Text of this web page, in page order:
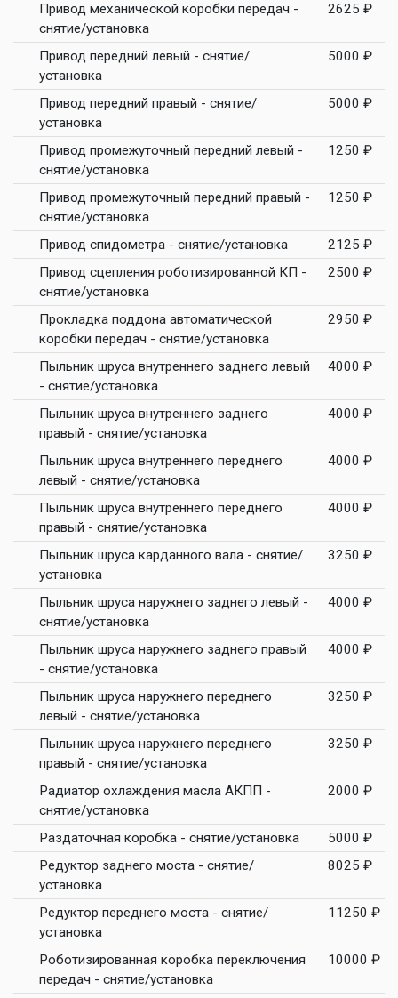
Привод механической коробки передач -
снятие/установка
2625 ₽
Привод передний левый - снятие/
установка
5000 ₽
Привод передний правый - снятие/
установка
5000 ₽
Привод промежуточный передний левый -
снятие/установка
1250 ₽
Привод промежуточный передний правый -
снятие/установка
1250 ₽
Привод спидометра - снятие/установка
2125 ₽
Привод сцепления роботизированной КП -
снятие/установка
2500 ₽
Прокладка поддона автоматической
коробки передач - снятие/установка
2950 ₽
Пыльник шруса внутреннего заднего левый
- снятие/установка
4000 ₽
Пыльник шруса внутреннего заднего
правый - снятие/установка
4000 ₽
Пыльник шруса внутреннего переднего
левый - снятие/установка
4000 ₽
Пыльник шруса внутреннего переднего
правый - снятие/установка
4000 ₽
Пыльник шруса карданного вала - снятие/
установка
3250 ₽
Пыльник шруса наружнего заднего левый -
снятие/установка
4000 ₽
Пыльник шруса наружнего заднего правый
- снятие/установка
4000 ₽
Пыльник шруса наружнего переднего
левый - снятие/установка
3250 ₽
Пыльник шруса наружнего переднего
правый - снятие/установка
3250 ₽
Радиатор охлаждения масла АКПП -
снятие/установка
2000 ₽
Раздаточная коробка - снятие/установка
5000 ₽
Редуктор заднего моста - снятие/
установка
8025 ₽
Редуктор переднего моста - снятие/
установка
11250 ₽
Роботизированная коробка переключения
передач - снятие/установка
10000 ₽